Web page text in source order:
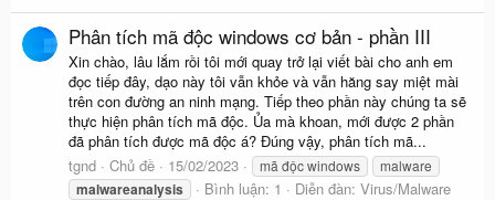
Phân tích mã độc windows cơ bản - phần III
Xin chào, lâu lắm rồi tôi mới quay trở lại viết bài cho anh em
đọc tiếp đây, dạo này tôi vẫn khỏe và vẫn hăng say miệt mài
trên con đường an ninh mạng. Tiếp theo phần này chúng ta sẽ
thực hiện phân tích mã độc. Ủa mà khoan, mới được 2 phần
đã phân tích được mã độc á? Đúng vậy, phân tích mã...
tgnd
Chủ đề 15/02/2023 mã độc windows malware
malwareanalysis Bình luận: 1 Diễn đàn: Virus/Malware